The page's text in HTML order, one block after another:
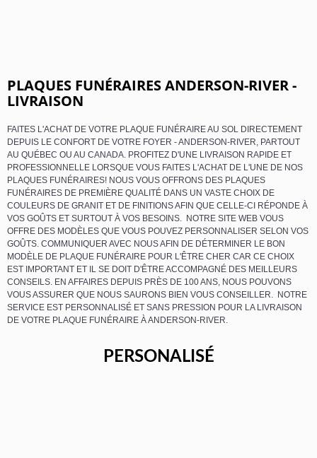
PLAQUES FUNÉRAIRES ANDERSON-RIVER -
LIVRAISON
FAITES L'ACHAT DE VOTRE PLAQUE FUNÉRAIRE AU SOL DIRECTEMENT
DEPUIS LE CONFORT DE VOTRE FOYER - ANDERSON-RIVER, PARTOUT
AU QUÉBEC OU AU CANADA. PROFITEZ D'UNE LIVRAISON RAPIDE ET
PROFESSIONNELLE LORSQUE VOUS FAITES L'ACHAT DE L'UNE DE NOS
PLAQUES FUNÉRAIRES! NOUS VOUS OFFRONS DES PLAQUES
FUNÉRAIRES DE PREMIÈRE QUALITÉ DANS UN VASTE CHOIX DE
COULEURS DE GRANIT ET DE FINITIONS AFIN QUE CELLE-CI RÉPONDE À
VOS GOÛTS ET SURTOUT À VOS BESOINS. NOTRE SITE WEB VOUS
OFFRE DES MODÈLES QUE VOUS POUVEZ PERSONNALISER SELON VOS
GOÛTS. COMMUNIQUER AVEC NOUS AFIN DE DÉTERMINER LE BON
MODÈLE DE PLAQUE FUNÉRAIRE POUR L'ÊTRE CHER CAR CE CHOIX
EST IMPORTANT ET IL SE DOIT D'ÊTRE ACCOMPAGNÉ DES MEILLEURS
CONSEILS. EN AFFAIRES DEPUIS PRÈS DE 100 ANS, NOUS POUVONS
VOUS ASSURER QUE NOUS SAURONS BIEN VOUS CONSEILLER. NOTRE
SERVICE EST PERSONNALISÉ ET SANS PRESSION POUR LA LIVRAISON
DE VOTRE PLAQUE FUNÉRAIRE À ANDERSON-RIVER.
PERSONALISÉ